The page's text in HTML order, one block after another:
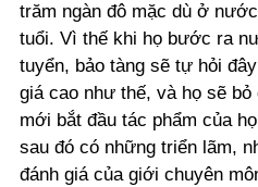
trăm ngàn đô mặc dù ở
tuổi. Vì thế khi họ bước ra
tuyển, bảo tàng sẽ tự hỏi
giá cao như thế, và họ sẽ
mới bắt đầu tác phẩm của
sau đó có những triển lãm,
đánh giá của giới chuyên